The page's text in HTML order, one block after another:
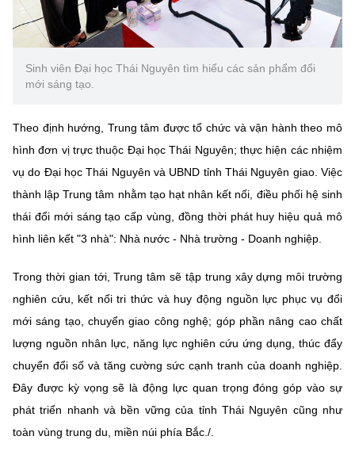
Sinh viên Đại học Thái Nguyên tìm hiểu các sản phẩm đổi
mới sáng tạo.
Theo định hướng, Trung tâm được tổ chức và vận hành theo mô
hình đơn vị trực thuộc Đại học Thái Nguyên; thực hiện các nhiệm
vụ do Đại học Thái Nguyên và UBND tỉnh Thái Nguyên giao. Việc
thành lập Trung tâm nhằm tạo hạt nhân kết nối, điều phối hệ sinh
thái đổi mới sáng tạo cấp vùng, đồng thời phát huy hiệu quả mô
hình liên kết "3 nhà": Nhà nước - Nhà trường - Doanh nghiệp.
Trong thời gian tới, Trung tâm sẽ tập trung xây dựng môi trường
nghiên cứu, kết nối tri thức và huy động nguồn lực phục vụ đổi
mới sáng tạo, chuyển giao công nghệ; góp phần nâng cao chất
lượng nguồn nhân lực, năng lực nghiên cứu ứng dụng, thúc đẩy
chuyển đổi số và tăng cường sức cạnh tranh của doanh nghiệp.
Đây được kỳ vọng sẽ là động lực quan trọng đóng góp vào sự
phát triển nhanh và bền vững của tỉnh Thái Nguyên cũng như
toàn vùng trung du, miền núi phía Bắc./.